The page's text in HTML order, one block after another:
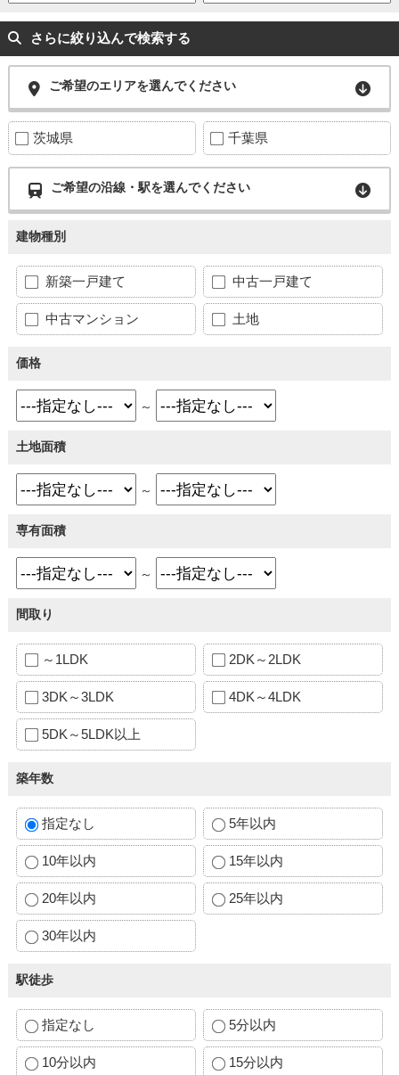
さらに絞り込んで検索する
ご希望のエリアを選んでください
茨城県 千葉県
ご希望の沿線・駅を選んでください
建物種別
新築一戸建て 中古一戸建て
中古マンション 土地
価格
～
土地面積
～
専有面積
～
間取り
～1LDK 2DK～2LDK
3DK～3LDK 4DK～4LDK
5DK～5LDK以上
築年数
指定なし 5年以内
10年以内 15年以内
20年以内 25年以内
30年以内
駅徒歩
指定なし 5分以内
10分以内 15分以内